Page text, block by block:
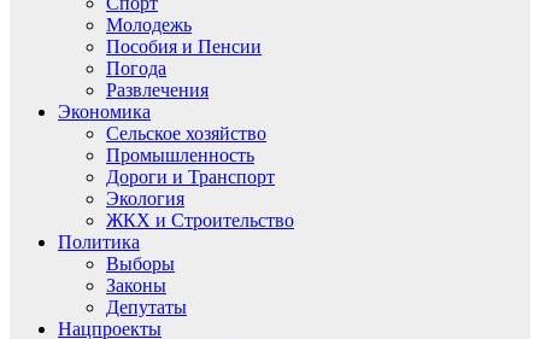
Молодежь
Пособия и Пенсии
Погода
Развлечения
Экономика
Сельское хозяйство
Промышленность
Дороги и Транспорт
Экология
ЖКХ и Строительство
Политика
Выборы
Законы
Депутаты
Нацпроекты